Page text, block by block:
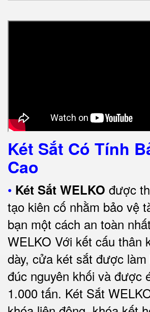
Két Sắt Có Tính
Cao
• Két Sắt WELKO được
tạo kiên cố nhằm bảo vệ
bạn một cách an toàn
WELKO Với kết cấu thân
dày, cửa két sắt được
đúc nguyên khối và được
1.000 tấn. Két Sắt